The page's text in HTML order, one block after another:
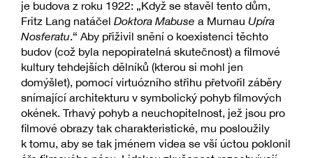
je budova z roku 1922: „Když se stavěl tento dům,
Fritz Lang natáčel Doktora Mabuse a Murnau Upíra
Nosferatu.“ Aby přiživil snění o koexistenci těchto
budov (což byla nepopiratelná skutečnost) a filmové
kultury tehdejších dělníků (kterou si mohl jen
domýšlet), pomocí virtuózního střihu přetvořil záběry
snímající architekturu v symbolický pohyb filmových
okének. Trhavý pohyb a neuchopitelnost, jež jsou pro
filmové obrazy tak charakteristické, mu posloužily
k tomu, aby se tak jménem videa se vší úctou poklonil